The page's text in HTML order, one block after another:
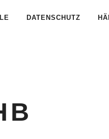
DATENSCHUTZ